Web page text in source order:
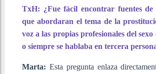
TxH: ¿Fue fácil encontrar fuentes de
que abordaran el tema de la
voz a las propias profesionales del sexo
o siempre se hablaba en tercera
Marta: Esta pregunta enlaza